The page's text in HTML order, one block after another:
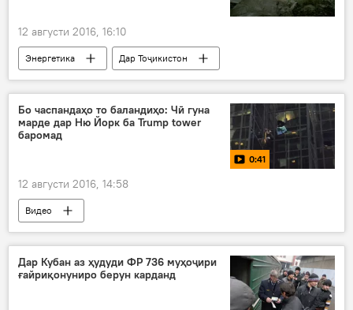
12 августи 2016, 16:10
Энергетика
Дар Тоҷикистон
Ҳамаи хабарҳо
Сармоягузорӣ ба НБО Норак
Бо часпандаҳо то баландиҳо: Чӣ гуна
марде дар Ню Йорк ба Trump tower
баромад
0:41
12 августи 2016, 14:58
Видео
Дар Кубан аз ҳудуди ФР 736 муҳоҷири
ғайриқонуниро берун карданд